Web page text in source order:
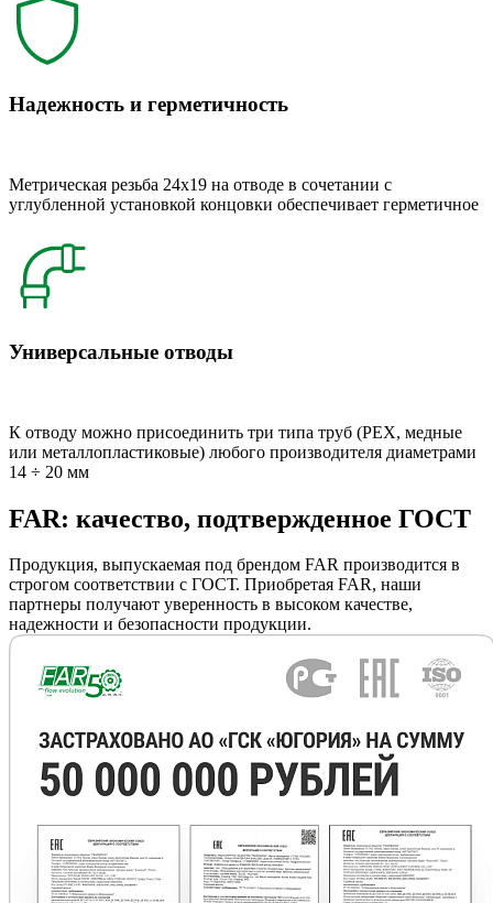
Надежность и герметичность
Метрическая резьба 24x19 на отводе в сочетании с
углубленной установкой концовки обеспечивает герметичное
Универсальные отводы
К отводу можно присоединить три типа труб (РЕХ, медные
или металлопластиковые) любого производителя диаметрами
14 ÷ 20 мм
FAR: качество, подтвержденное ГОСТ
Продукция, выпускаемая под брендом FAR производится в
строгом соответствии с ГОСТ. Приобретая FAR, наши
партнеры получают уверенность в высоком качестве,
надежности и безопасности продукции.